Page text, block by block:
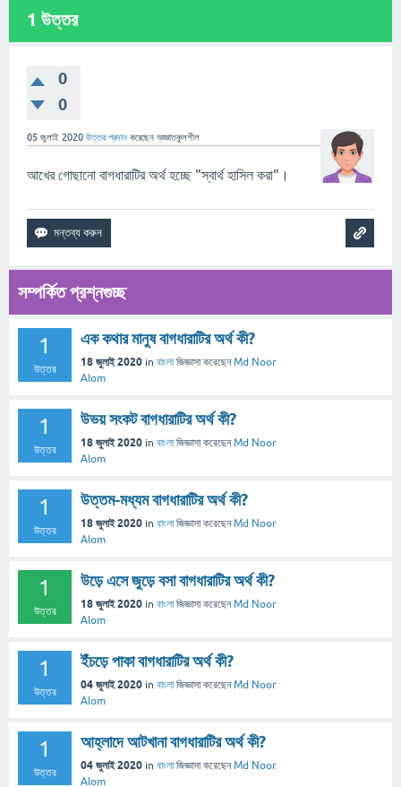
1 উত্তর
0
0
05 জুলাই 2020 উত্তর প্রদান করেছেন অজ্ঞাতকুলশীল
আখের গোছানো বাগধারাটির অর্থ হচ্ছে "স্বার্থ হাসিল করা"।
সম্পর্কিত প্রশ্নগুচ্ছ
1
উত্তর
এক কথার মানুষ বাগধারাটির অর্থ কী?
18 জুলাই 2020 in বাংলা জিজ্ঞাসা করেছেনMd Noor
Alom
1
উত্তর
উভয় সংকট বাগধারাটির অর্থ কী?
18 জুলাই 2020 in বাংলা জিজ্ঞাসা করেছেনMd Noor
Alom
1
উত্তর
উত্তম-মধ্যম বাগধারাটির অর্থ কী?
18 জুলাই 2020 in বাংলা জিজ্ঞাসা করেছেনMd Noor
Alom
1
উত্তর
উড়ে এসে জুড়ে বসা বাগধারাটির অর্থ কী?
18 জুলাই 2020 in বাংলা জিজ্ঞাসা করেছেনMd Noor
Alom
1
উত্তর
ইঁচড়ে পাকা বাগধারাটির অর্থ কী?
04 জুলাই 2020 in বাংলা জিজ্ঞাসা করেছেনMd Noor
Alom
1
উত্তর
আহ্লাদে আটখানা বাগধারাটির অর্থ কী?
04 জুলাই 2020 in বাংলা জিজ্ঞাসা করেছেনMd Noor
Alom